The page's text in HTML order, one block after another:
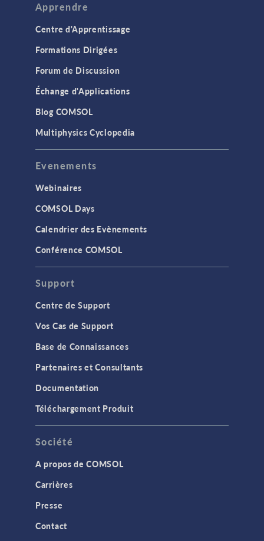
Apprendre
Centre d'Apprentissage
Formations Dirigées
Forum de Discussion
Échange d'Applications
Blog COMSOL
Multiphysics Cyclopedia
Evenements
Webinaires
COMSOL Days
Calendrier des Evènements
Conférence COMSOL
Support
Centre de Support
Vos Cas de Support
Base de Connaissances
Partenaires et Consultants
Documentation
Téléchargement Produit
Société
A propos de COMSOL
Carrières
Presse
Contact